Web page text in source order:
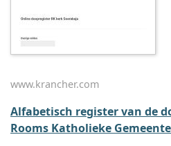
www.krancher.com
Alfabetisch register van de
Rooms Katholieke